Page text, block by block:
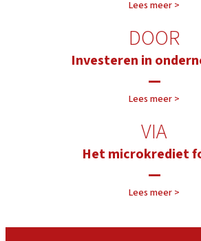
Lees meer >
DOOR
Investeren in
—
Lees meer >
VIA
Het microkrediet
—
Lees meer >
Onze projecten >